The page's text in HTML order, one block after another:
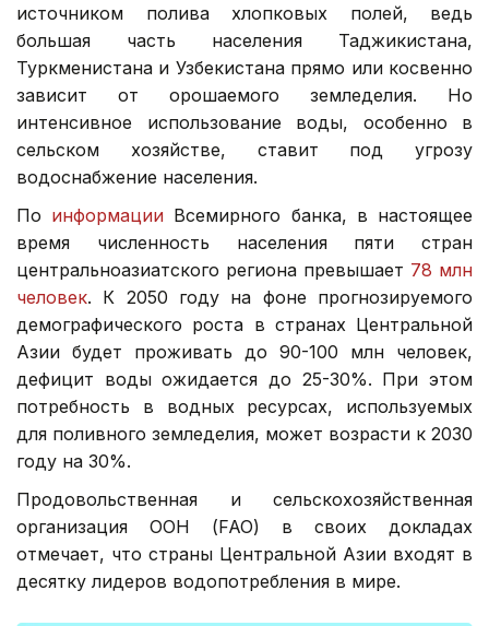
источником полива хлопковых полей, ведь
большая часть населения Таджикистана,
Туркменистана и Узбекистана прямо или косвенно
зависит от орошаемого земледелия. Но
интенсивное использование воды, особенно в
сельском хозяйстве, ставит под угрозу
водоснабжение населения.
По информации Всемирного банка, в настоящее
время численность населения пяти стран
центральноазиатского региона превышает 78 млн
человек. К 2050 году на фоне прогнозируемого
демографического роста в странах Центральной
Азии будет проживать до 90-100 млн человек,
дефицит воды ожидается до 25-30%. При этом
потребность в водных ресурсах, используемых
для поливного земледелия, может возрасти к 2030
году на 30%.
Продовольственная и сельскохозяйственная
организация ООН (FAO) в своих докладах
отмечает, что страны Центральной Азии входят в
десятку лидеров водопотребления в мире.